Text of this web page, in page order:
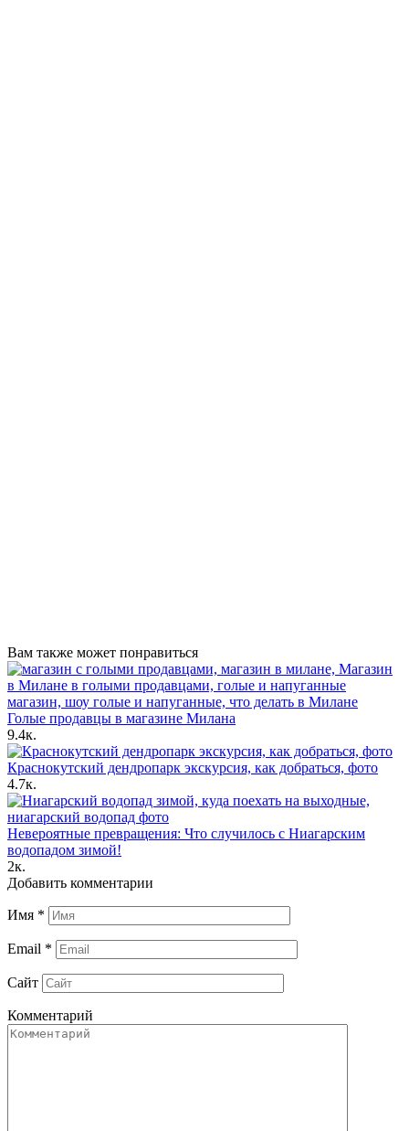
Вам также может понравиться
Голые продавцы в магазине Милана
9.4к.
Краснокутский дендропарк экскурсия, как добраться, фото
4.7к.
Невероятные превращения: Что случилось с Ниагарским
водопадом зимой!
2к.
Добавить комментарии
Имя *
Email *
Сайт
Комментарий